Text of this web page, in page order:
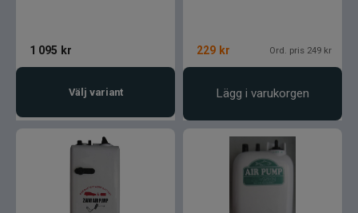
Okuma
Owner
1 095 kr
Välj variant
229 kr Ord. pris 249 kr
Lägg i varukorgen